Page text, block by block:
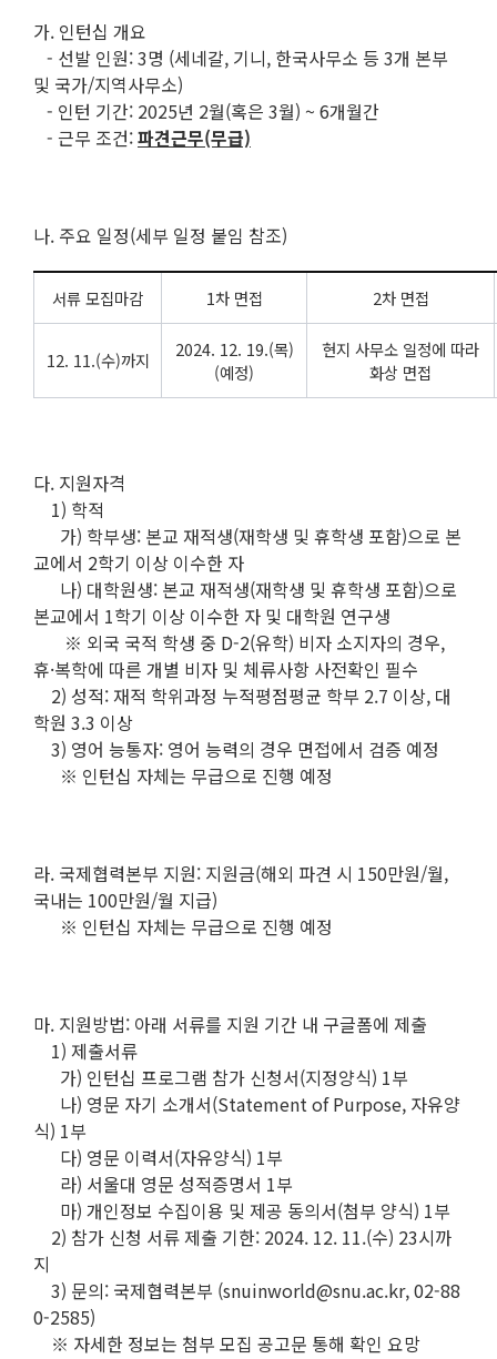
가. 인턴십 개요
- 선발 인원: 3명 (세네갈, 기니, 한국사무소 등 3개 본부
및 국가/지역사무소)
- 인턴 기간: 2025년 2월(혹은 3월) ~ 6개월간
- 근무 조건:파견근무(무급)
나. 주요 일정(세부 일정 붙임 참조)
서류 모집마감 1차 면접 2차 면접
12. 11.(수)까지
2024. 12. 19.(목)
(예정)
현지 사무소 일정에 따라
화상 면접
다. 지원자격
1) 학적
가) 학부생: 본교 재적생(재학생 및 휴학생 포함)으로 본
교에서 2학기 이상 이수한 자
나) 대학원생: 본교 재적생(재학생 및 휴학생 포함)으로
본교에서 1학기 이상 이수한 자 및 대학원 연구생
※ 외국 국적 학생 중 D-2(유학) 비자 소지자의 경우,
휴·복학에 따른 개별 비자 및 체류사항 사전확인 필수
2) 성적: 재적 학위과정 누적평점평균 학부 2.7 이상, 대
학원 3.3 이상
3) 영어 능통자: 영어 능력의 경우 면접에서 검증 예정
※ 인턴십 자체는 무급으로 진행 예정
라. 국제협력본부 지원: 지원금(해외 파견 시 150만원/월,
국내는 100만원/월 지급)
※ 인턴십 자체는 무급으로 진행 예정
마. 지원방법: 아래 서류를 지원 기간 내 구글폼에 제출
1) 제출서류
가) 인턴십 프로그램 참가 신청서(지정양식) 1부
나) 영문 자기 소개서(Statement of Purpose, 자유양
식) 1부
다) 영문 이력서(자유양식) 1부
라) 서울대 영문 성적증명서 1부
마) 개인정보 수집이용 및 제공 동의서(첨부 양식) 1부
2) 참가 신청 서류 제출 기한: 2024. 12. 11.(수) 23시까
지
3) 문의: 국제협력본부 (snuinworld@snu.ac.kr, 02-88
0-2585)
※ 자세한 정보는 첨부 모집 공고문 통해 확인 요망